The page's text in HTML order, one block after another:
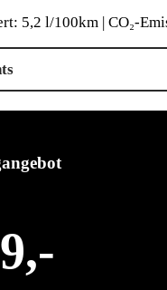
5,2 l/100km | CO₂-